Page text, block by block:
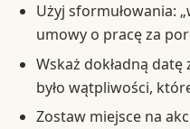
Użyj sformułowania:
umowy o pracę za
Wskaż dokładną
było wątpliwości,
Zostaw miejsce na